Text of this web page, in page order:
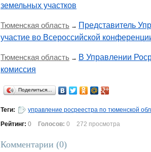
земельных участков
Тюменская область → Представитель
участие во Всероссийской
Тюменская область → В Управлении
комиссия
Поделиться…
Теги:
управление росреестра по тюменской
Рейтинг: 0 Голосов: 0 272 просмотра
Комментарии (0)